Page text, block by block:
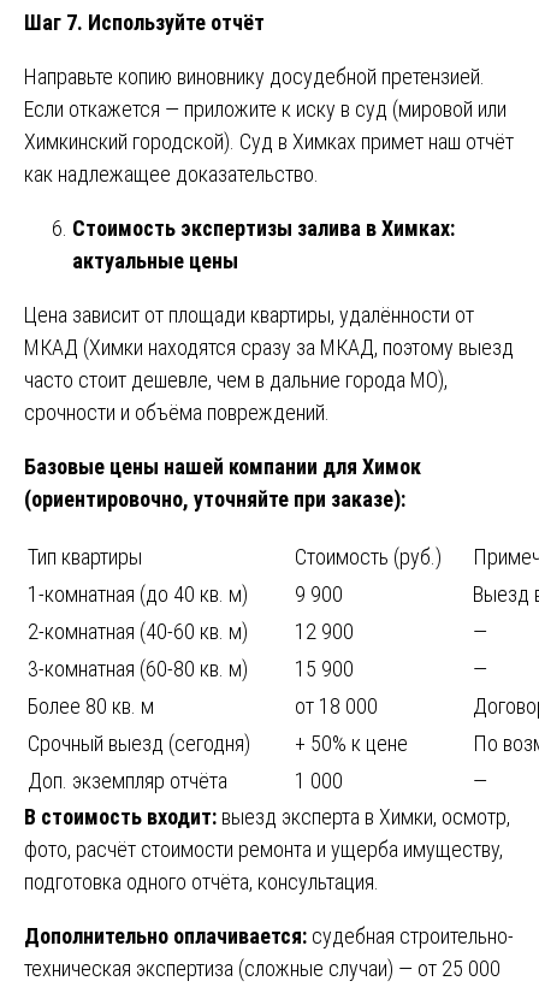
Шаг 7. Используйте отчёт
Направьте копию виновнику досудебной претензией.
Если откажется — приложите к иску в суд (мировой или
Химкинский городской). Суд в Химках примет наш отчёт
как надлежащее доказательство.
Стоимость экспертизы залива в Химках:
актуальные цены
Цена зависит от площади квартиры, удалённости от
МКАД (Химки находятся сразу за МКАД, поэтому выезд
часто стоит дешевле, чем в дальние города МО),
срочности и объёма повреждений.
Базовые цены нашей компании для Химок
(ориентировочно, уточняйте при заказе):
Тип квартиры Стоимость (руб.)
1-комнатная (до 40 кв. м)
9 900
Выезд
2-комнатная (40-60 кв. м)
12 900
—
3-комнатная (60-80 кв. м)
15 900
—
Более 80 кв. м
от 18 000
Срочный выезд (сегодня)
+ 50% к цене
По
Доп. экземпляр отчёта
1 000
—
В стоимость входит: выезд эксперта в Химки, осмотр,
фото, расчёт стоимости ремонта и ущерба имуществу,
подготовка одного отчёта, консультация.
Дополнительно оплачивается: судебная строительно-
техническая экспертиза (сложные случаи) — от 25 000